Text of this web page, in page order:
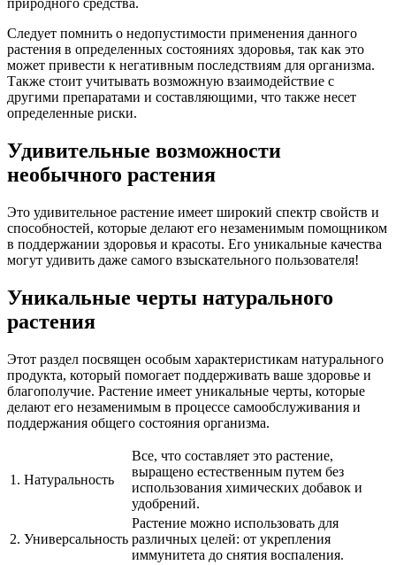
Следует помнить о недопустимости применения данного
растения в определенных состояниях здоровья, так как это
может привести к негативным последствиям для организма.
Также стоит учитывать возможную взаимодействие с
другими препаратами и составляющими, что также несет
определенные риски.
Удивительные возможности
необычного растения
Это удивительное растение имеет широкий спектр свойств и
способностей, которые делают его незаменимым помощником
в поддержании здоровья и красоты. Его уникальные качества
могут удивить даже самого взыскательного пользователя!
Уникальные черты натурального
растения
Этот раздел посвящен особым характеристикам натурального
продукта, который помогает поддерживать ваше здоровье и
благополучие. Растение имеет уникальные черты, которые
делают его незаменимым в процессе самообслуживания и
поддержания общего состояния организма.
1. Натуральность
Все, что составляет это растение,
выращено естественным путем без
использования химических добавок и
удобрений.
2. Универсальность
Растение можно использовать для
различных целей: от укрепления
иммунитета до снятия воспаления.